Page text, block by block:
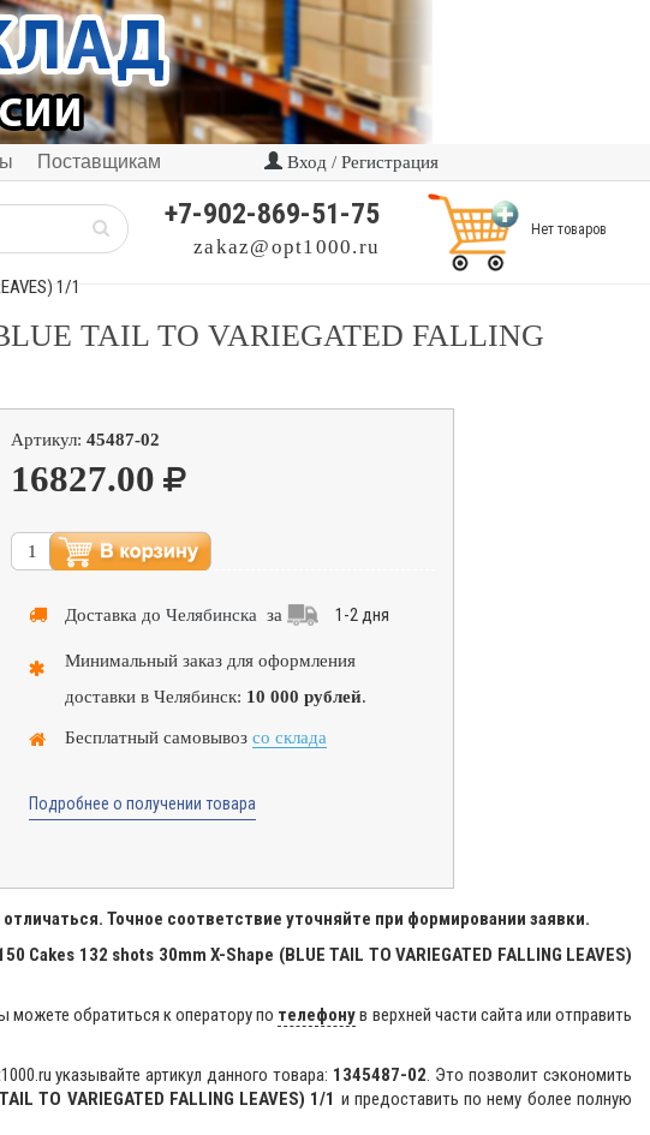
Поставщикам Вход / Регистрация
+7-902-869-51-75
zakaz@opt1000.ru
Нет товаров
1/1
TAIL TO VARIEGATED FALLING
Артикул: 45487-02
16827.00
Доставка до Челябинска за 1-2 дня
Минимальный заказ для оформления
доставки в Челябинск: 10 000 рублей.
Бесплатный самовывоз со склада
Подробнее о получении товара
Точное соответствие уточняйте при формировании заявки.
Cakes 132 shots 30mm X-Shape (BLUE TAIL TO VARIEGATED FALLING LEAVES)
можете обратиться к оператору по телефонув верхней части сайта или отправить
указывайте артикул данного товара: 1345487-02. Это позволит сэкономить
TO VARIEGATED FALLING LEAVES) 1/1 и предоставить по нему более полную